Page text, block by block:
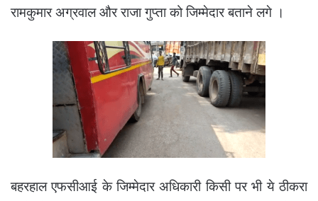
रामकुमार अग्रवाल और राजा गुप्ता को जिम्मेदार बताने लगे ।
बहरहाल एफसीआई के जिम्मेदार अधिकारी किसी पर भी ये ठीकरा